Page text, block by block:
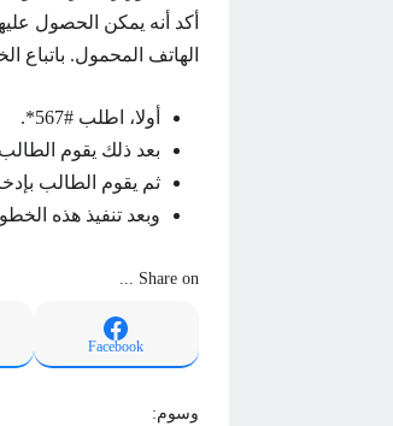
أكد أنه يمكن الحصول
الهاتف المحمول. باتباع
أولا، اطلب #567*.
بعد ذلك يقوم
ثم يقوم الطالب
وبعد تنفيذ هذه
Share on ...
Facebook
وسوم: